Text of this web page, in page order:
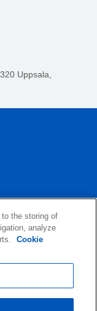
Uppsala,
to the storing of
analyze
Cookie